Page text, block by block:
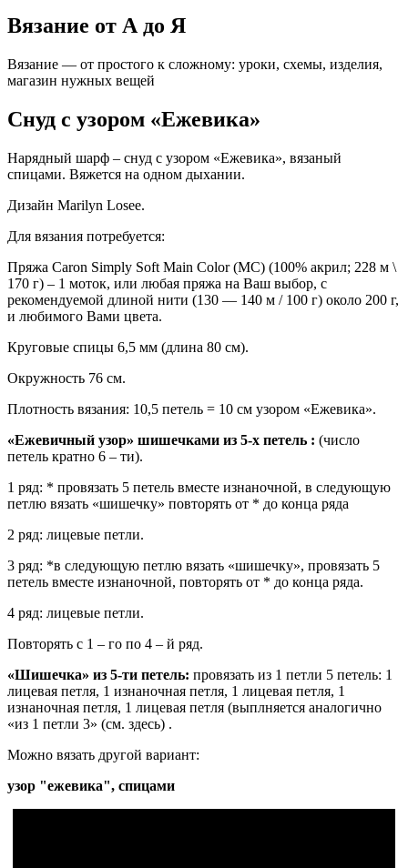
Вязание от А до Я
Вязание — от простого к сложному: уроки, схемы, изделия,
магазин нужных вещей
Снуд с узором «Ежевика»
Нарядный шарф – снуд с узором «Ежевика», вязаный
спицами. Вяжется на одном дыхании.
Дизайн Marilyn Losee.
Для вязания потребуется:
Пряжа Caron Simply Soft Main Color (MC) (100% акрил; 228 м \
170 г) – 1 моток, или любая пряжа на Ваш выбор, с
рекомендуемой длиной нити (130 — 140 м / 100 г) около 200 г,
и любимого Вами цвета.
Круговые спицы 6,5 мм (длина 80 см).
Окружность 76 см.
Плотность вязания: 10,5 петель = 10 см узором «Ежевика».
«Ежевичный узор» шишечками из 5-х петель : (число
петель кратно 6 – ти).
1 ряд: * провязать 5 петель вместе изнаночной, в следующую
петлю вязать «шишечку» повторять от * до конца ряда
2 ряд: лицевые петли.
3 ряд: *в следующую петлю вязать «шишечку», провязать 5
петель вместе изнаночной, повторять от * до конца ряда.
4 ряд: лицевые петли.
Повторять с 1 – го по 4 – й ряд.
«Шишечка» из 5-ти петель: провязать из 1 петли 5 петель: 1
лицевая петля, 1 изнаночная петля, 1 лицевая петля, 1
изнаночная петля, 1 лицевая петля (выплняется аналогично
«из 1 петли 3» (см. здесь) .
Можно вязать другой вариант:
узор "ежевика", спицами